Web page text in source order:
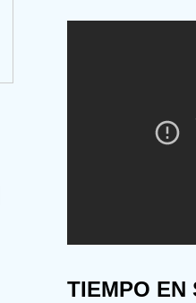
TIEMPO EN